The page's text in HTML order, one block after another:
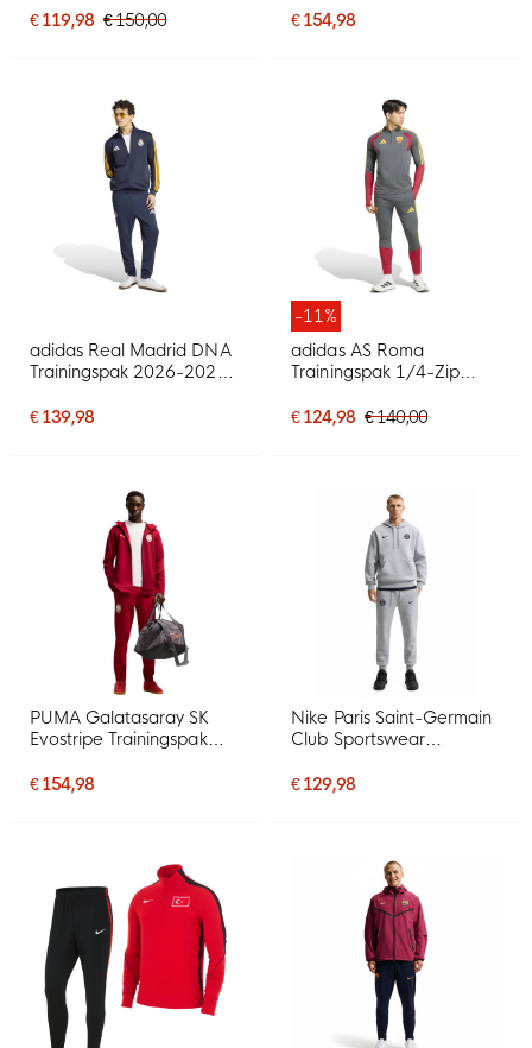
€ 119,98 € 150,00
Zwart
€ 154,98
adidas Real Madrid DNA
Trainingspak 2026-2027
€ 139,98
-11%
adidas AS Roma
Trainingspak 1/4-Zip
Rood Oranje
€ 124,98 € 140,00
PUMA Galatasaray SK
Evostripe Trainingspak
€ 154,98
Nike Paris Saint-Germain
Club Sportswear
2026-2027 Grijs Zwart
€ 129,98